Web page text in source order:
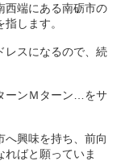
西端にある南砺市の
します。
レスになるので、続
ーンＭターン…をサ
へ興味を持ち、前向
ればと願っていま